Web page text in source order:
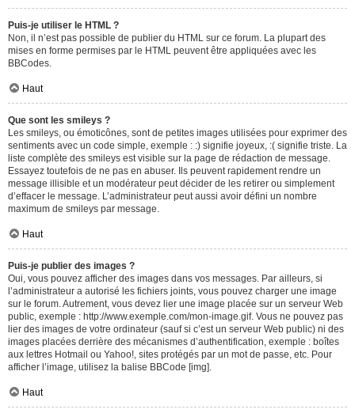
Puis-je utiliser le HTML ?
Non, il n’est pas possible de publier du HTML sur ce forum. La plupart des
mises en forme permises par le HTML peuvent être appliquées avec les
BBCodes.
Haut
Que sont les smileys ?
Les smileys, ou émoticônes, sont de petites images utilisées pour exprimer des
sentiments avec un code simple, exemple : :) signifie joyeux, :( signifie triste. La
liste complète des smileys est visible sur la page de rédaction de message.
Essayez toutefois de ne pas en abuser. Ils peuvent rapidement rendre un
message illisible et un modérateur peut décider de les retirer ou simplement
d’effacer le message. L’administrateur peut aussi avoir défini un nombre
maximum de smileys par message.
Haut
Puis-je publier des images ?
Oui, vous pouvez afficher des images dans vos messages. Par ailleurs, si
l’administrateur a autorisé les fichiers joints, vous pouvez charger une image
sur le forum. Autrement, vous devez lier une image placée sur un serveur Web
public, exemple : http://www.exemple.com/mon-image.gif. Vous ne pouvez pas
lier des images de votre ordinateur (sauf si c’est un serveur Web public) ni des
images placées derrière des mécanismes d’authentification, exemple : boîtes
aux lettres Hotmail ou Yahoo!, sites protégés par un mot de passe, etc. Pour
afficher l’image, utilisez la balise BBCode [img].
Haut